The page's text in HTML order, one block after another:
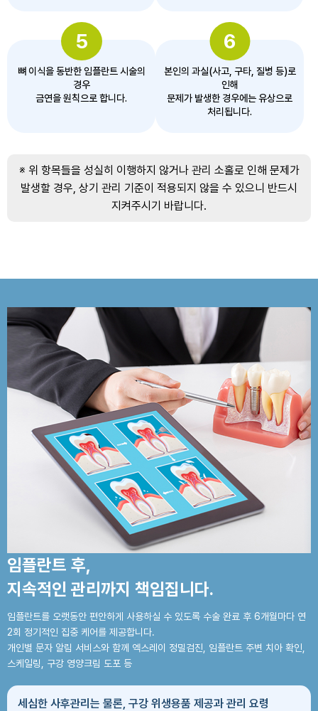
5
뼈 이식을 동반한 임플란트 시술의
경우
금연을 원칙으로 합니다.
6
본인의 과실(사고, 구타, 질병 등)로
인해
문제가 발생한 경우에는 유상으로
처리됩니다.
※ 위 항목들을 성실히 이행하지 않거나 관리 소홀로 인해 문제가
발생할 경우, 상기 관리 기준이 적용되지 않을 수 있으니 반드시
지켜주시기 바랍니다.
임플란트 후,
지속적인 관리까지 책임집니다.
임플란트를 오랫동안 편안하게 사용하실 수 있도록 수술 완료 후 6개월마다 연
2회 정기적인 집중 케어를 제공합니다.
개인별 문자 알림 서비스와 함께 엑스레이 정밀검진, 임플란트 주변 치아 확인,
스케일링, 구강 영양크림 도포 등
세심한 사후관리는 물론, 구강 위생용품 제공과 관리 요령